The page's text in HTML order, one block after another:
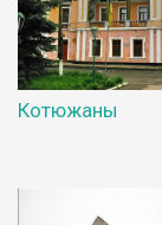
Котюжаны